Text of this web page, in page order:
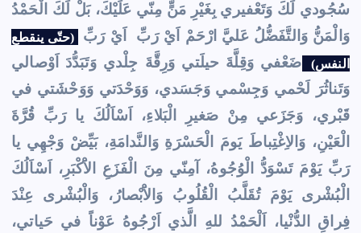
سُجُودي لَكَ وَتَعْفيري بِغَيْرِ مَنٍّ مِنّي عَلَيْكَ، بَلْ لَكَ الْحَمْدُ
وَالْمَنُّ وَالتَّفَضُّلُ عَليَّ ارْحَمْ اَيْ رَبِّ اَيْ رَبِّ
(حتّى ينقطع
النفس)
ضَعْفي وَقِلَّةَ حيلَتي وَرِقَّةَ جِلْدي وَتَبَدُّدَ اَوْصالي
وَتَناثُرَ لَحْمي وَجِسْمي وَجَسَدي، وَوَحْدَتي وَوَحْشَتي في
قَبْري، وَجَزَعي مِنْ صَغيرِ الْبَلاءِ، اَسْاَلُكَ يا رَبِّ قُرَّةَ
الْعَيْنِ، وَالاِغْتِباطَ يَومَ الْحَسْرَةِ وَالنَّدامَةِ، بَيِّضْ وَجْهِي يا
رَبِّ يَوْمَ تَسْوَدُّ الْوُجُوهُ، آمِنّي مِنَ الْفَزَعِ الاَْكْبَرِ، اَسْاَلُكَ
الْبُشْرى يَوْمَ تُقَلَّبُ الْقُلُوبُ وَالاَْبْصارُ، وَالْبُشْرى عِنْدَ
فِراقِ الدُّنْيا، اَلْحَمْدُ للهِ الَّذي اَرْجُوهُ عَوْناً في حَياتي،